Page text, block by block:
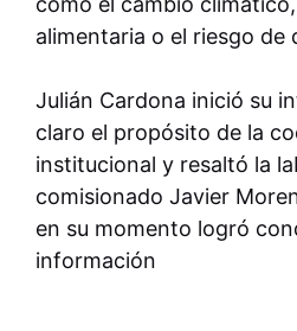
alimentaria o el riesgo de
Julián Cardona inició su
claro el propósito de la
institucional y resaltó la
comisionado Javier
en su momento logró
información